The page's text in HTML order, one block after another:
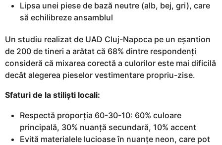
Lipsa unei piese de bază neutre (alb, bej, gri), care
să echilibreze ansamblul
Un studiu realizat de UAD Cluj-Napoca pe un eșantion
de 200 de tineri a arătat că 68% dintre respondenți
consideră că mixarea corectă a culorilor este mai dificilă
decât alegerea pieselor vestimentare propriu-zise.
Sfaturi de la stiliști locali:
Respectă proporția 60-30-10: 60% culoare
principală, 30% nuanță secundară, 10% accent
Evită materialele lucioase în nuanțe neon, care pot